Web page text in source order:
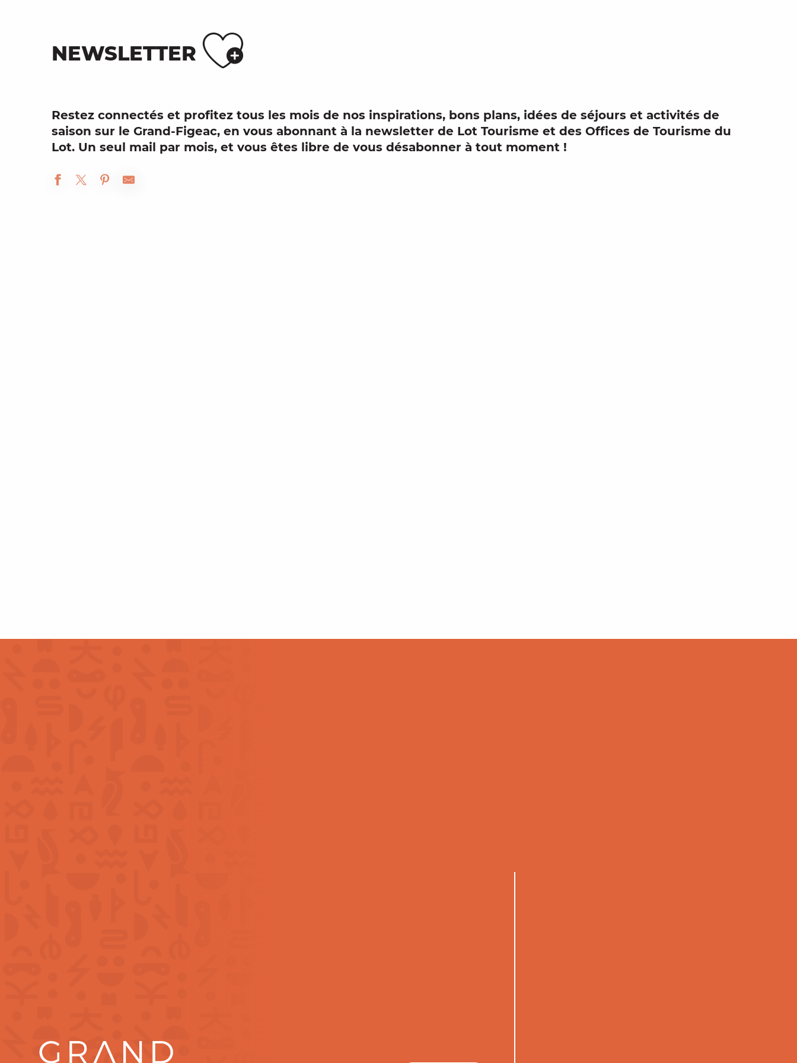
NEWSLETTER Ajouter aux favoris
Restez connectés et profitez tous les mois de nos inspirations, bons plans, idées de séjours et activités de
saison sur le Grand-Figeac, en vous abonnant à la newsletter de Lot Tourisme et des Offices de Tourisme du
Lot. Un seul mail par mois, et vous êtes libre de vous désabonner à tout moment !